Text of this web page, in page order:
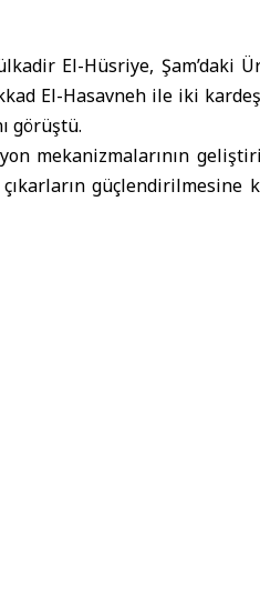
El-Hüsriye, Şam’daki
El-Hasavneh ile iki
görüştü.
mekanizmalarının
güçlendirilmesine